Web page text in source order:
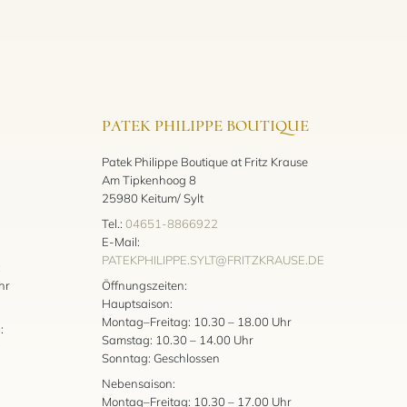
PATEK PHILIPPE BOUTIQUE
Patek Philippe Boutique at Fritz Krause
Am Tipkenhoog 8
25980 Keitum/ Sylt
Tel.: 04651-8866922
E-Mail:
PATEKPHILIPPE.SYLT@FRITZKRAUSE.DE
Öffnungszeiten:
Hauptsaison:
Montag–Freitag: 10.30 – 18.00 Uhr
Samstag: 10.30 – 14.00 Uhr
Sonntag: Geschlossen
Nebensaison:
Montag–Freitag: 10.30 – 17.00 Uhr